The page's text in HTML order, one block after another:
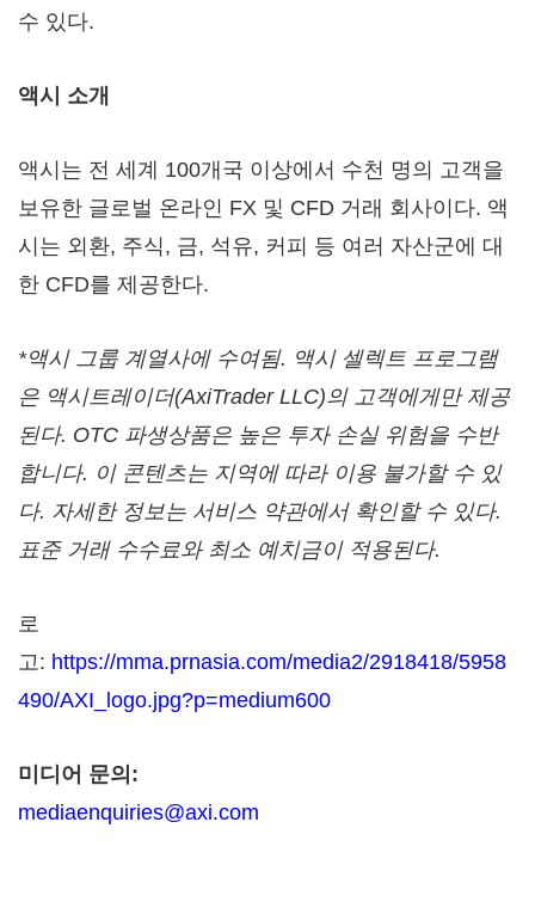
수 있다.
액시 소개
액시는 전 세계 100개국 이상에서 수천 명의 고객을
보유한 글로벌 온라인 FX 및 CFD 거래 회사이다. 액
시는 외환, 주식, 금, 석유, 커피 등 여러 자산군에 대
한 CFD를 제공한다.
*액시 그룹 계열사에 수여됨. 액시 셀렉트 프로그램
은 액시트레이더(AxiTrader LLC)의 고객에게만 제공
된다. OTC 파생상품은 높은 투자 손실 위험을 수반
합니다. 이 콘텐츠는 지역에 따라 이용 불가할 수 있
다. 자세한 정보는 서비스 약관에서 확인할 수 있다.
표준 거래 수수료와 최소 예치금이 적용된다.
로
고: https://mma.prnasia.com/media2/2918418/5958
490/AXI_logo.jpg?p=medium600
미디어 문의:
mediaenquiries@axi.com